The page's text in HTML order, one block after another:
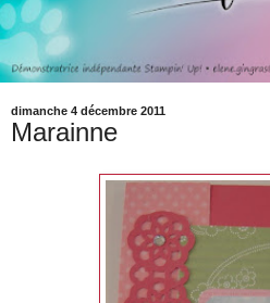
dimanche 4 décembre 2011
Marainne